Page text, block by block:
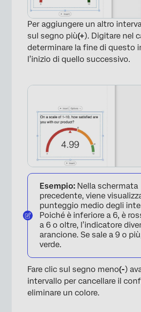
Per aggiungere un altro
sul segno più(+). Digitare nel
determinare la fine di questo
l’inizio di quello successivo.
Esempio: Nella schermata
precedente, viene
punteggio medio degli
Poiché è inferiore a 6, è
a 6 o oltre, l’indicatore
arancione. Se sale a 9 o
verde.
Fare clic sul segno meno(-)
intervallo per cancellare il
eliminare un colore.